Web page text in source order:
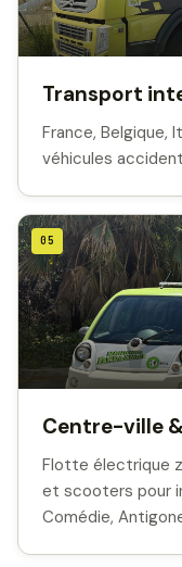
Transport
France, Belgique,
véhicules
05
Centre-ville
Flotte électrique
et scooters pour
Comédie,